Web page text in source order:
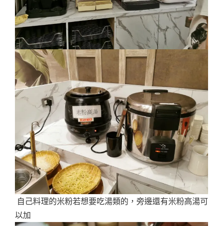
自己料理的米粉若想要吃湯類的，旁邊還有米粉高湯可
以加